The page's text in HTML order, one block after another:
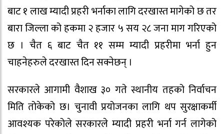
बाट १ लाख म्यादी प्रहरी भर्नाका लागि दरखास्त मागेको छ तर
बारा जिल्ला को हकमा २ हजार ५ सय २८ जना माग गरिएको
छ । चैत ६ बाट चैत ११ सम्म म्यादी प्रहरीमा भर्ना हुन
चाहनेहरुले दरखास्त दिन सक्नेछन् ।
सरकारले आगामी वैशाख ३० गते स्थानीय तहको निर्वाचन
मिति तोकेको छ। चुनावी प्रयोजनका लागि थप सुरक्षाकर्मी
आवश्यक परेकोले सरकारले म्यादी प्रहरी भर्ना गर्न लागेको